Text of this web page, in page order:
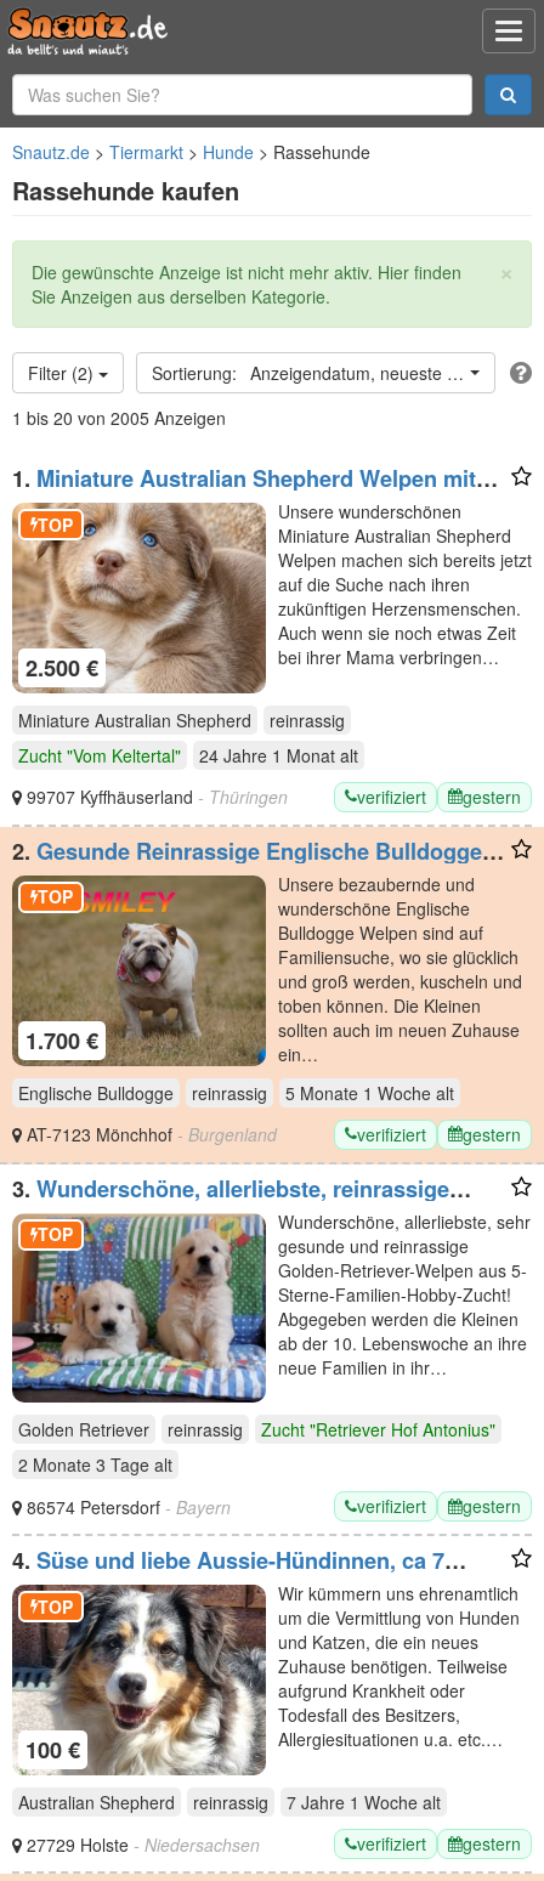
Snautz.de Tiermarkt Hunde Rassehunde
Rassehunde kaufen
×
Statusmeldung
Die gewünschte Anzeige ist nicht mehr aktiv. Hier finden
Sie Anzeigen aus derselben Kategorie.
Filter (2)
Anzeigendatum, neueste oben
1 bis 20 von 2005 Anzeigen
1. Miniature Australian Shepherd Welpen mit
Papieren
2.500 €
TOP
Unsere wunderschönen
Miniature Australian Shepherd
Welpen machen sich bereits jetzt
auf die Suche nach ihren
zukünftigen Herzensmenschen.
Auch wenn sie noch etwas Zeit
bei ihrer Mama verbringen…
Miniature Australian Shepherd
reinrassig
Zucht "Vom Keltertal"
24 Jahre 1 Monat alt
99707 Kyffhäuserland - Thüringen verifiziert gestern
2. Gesunde Reinrassige Englische Bulldogge
Welpen
1.700 €
TOP
Unsere bezaubernde und
wunderschöne Englische
Bulldogge Welpen sind auf
Familiensuche, wo sie glücklich
und groß werden, kuscheln und
toben können. Die Kleinen
sollten auch im neuen Zuhause
ein…
Englische Bulldogge
reinrassig 5 Monate 1 Woche alt
AT-7123 Mönchhof - Burgenland verifiziert gestern
3. Wunderschöne, allerliebste, reinrassige
Golden Retriever
TOP
Wunderschöne, allerliebste, sehr
gesunde und reinrassige
Golden-Retriever-Welpen aus 5-
Sterne-Familien-Hobby-Zucht!
Abgegeben werden die Kleinen
ab der 10. Lebenswoche an ihre
neue Familien in ihr…
Golden Retriever reinrassig
Zucht "Retriever Hof Antonius"
2 Monate 3 Tage alt
86574 Petersdorf - Bayern verifiziert gestern
4. Süse und liebe Aussie-Hündinnen, ca 7
Jahre, in liebe Hände abzugeben.
100 €
TOP
Wir kümmern uns ehrenamtlich
um die Vermittlung von Hunden
und Katzen, die ein neues
Zuhause benötigen. Teilweise
aufgrund Krankheit oder
Todesfall des Besitzers,
Allergiesituationen u.a. etc.…
Australian Shepherd reinrassig 7 Jahre 1 Woche alt
27729 Holste - Niedersachsen verifiziert gestern